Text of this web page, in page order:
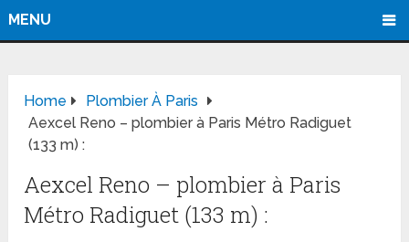
MENU
Home
Plombier À Paris
Aexcel Reno – plombier à Paris Métro Radiguet
(133 m) :
Aexcel Reno – plombier à Paris
Métro Radiguet (133 m) :